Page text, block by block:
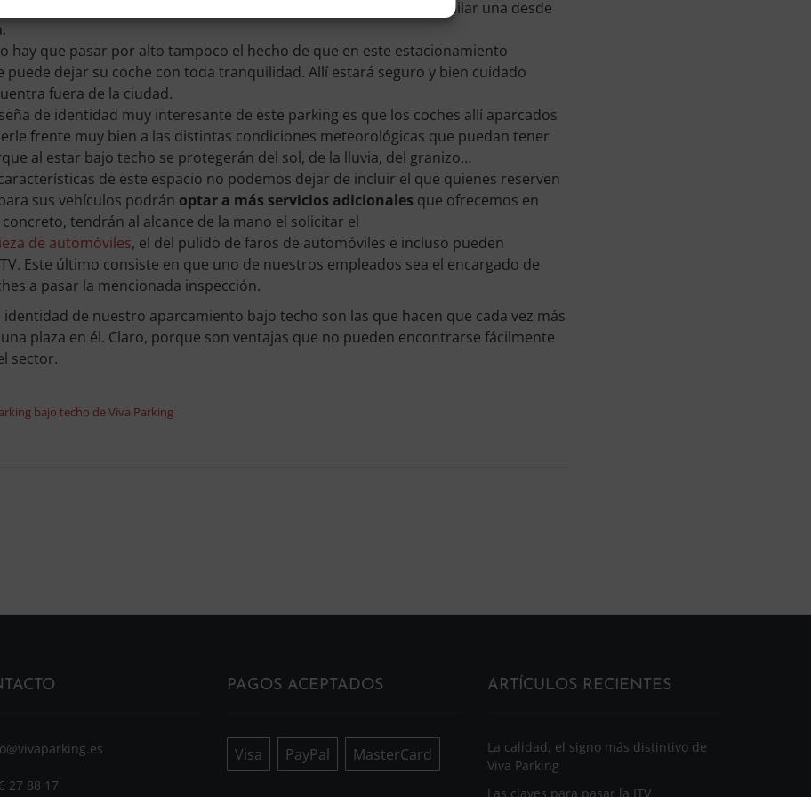
y asequibles
a cualquier bolsillo. Sí, porque se puede alquilar una desde
hay que pasar por alto tampoco el hecho de que en este estacionamiento
puede dejar su coche con toda tranquilidad. Allí estará seguro y bien cuidado
fuera de la ciudad.
de identidad muy interesante de este parking es que los coches allí aparcados
frente muy bien a las distintas condiciones meteorológicas que puedan tener
al estar bajo techo se protegerán del sol, de la lluvia, del granizo…
de este espacio no podemos dejar de incluir el que quienes reserven
sus vehículos podrán optar a más servicios adicionales que ofrecemos en
concreto, tendrán al alcance de la mano el solicitar el
de automóviles, el del pulido de faros de automóviles e incluso pueden
Este último consiste en que uno de nuestros empleados sea el encargado de
a pasar la mencionada inspección.
identidad de nuestro aparcamiento bajo techo son las que hacen que cada vez más
plaza en él. Claro, porque son ventajas que no pueden encontrarse fácilmente
sector.
bajo techo de Viva Parking
27 88 17
PAGOS ACEPTADOS
Visa PayPal MasterCard
ARTÍCULOS RECIENTES
La calidad, el signo más distintivo de
Viva Parking
Las claves para pasar la ITV